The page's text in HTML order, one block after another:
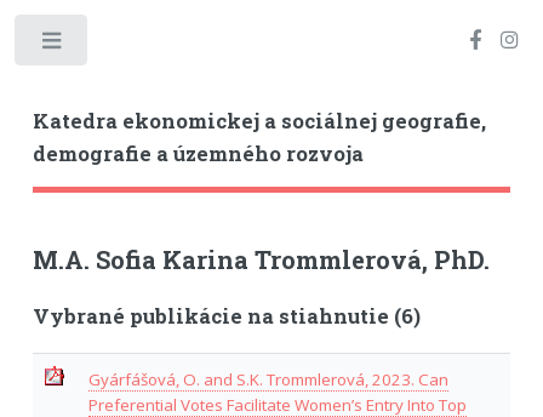
Katedra ekonomickej a sociálnej geografie,
demografie a územného rozvoja
M.A. Sofia Karina Trommlerová, PhD.
Vybrané publikácie na stiahnutie (6)
Gyárfášová, O. and S.K. Trommlerová, 2023. Can
Preferential Votes Facilitate Women’s Entry Into Top